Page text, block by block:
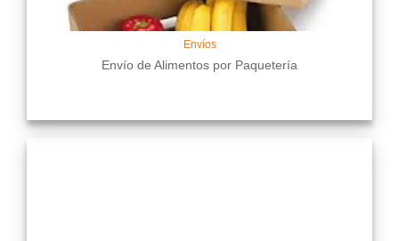
Envíos
Envío de Alimentos por Paquetería